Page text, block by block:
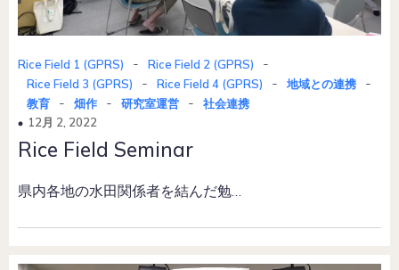
Rice Field 1 (GPRS) - Rice Field 2 (GPRS) -
Rice Field 3 (GPRS) - Rice Field 4 (GPRS) - 地域との連携 -
教育 - 畑作 - 研究室運営 -
社会連携
12月 2, 2022
Rice Field Seminar
県内各地の水田関係者を結んだ勉…